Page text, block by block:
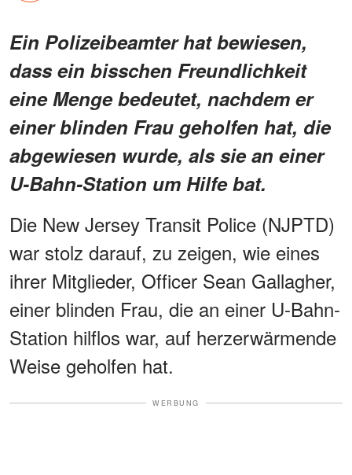
Ein Polizeibeamter hat bewiesen,
dass ein bisschen Freundlichkeit
eine Menge bedeutet, nachdem er
einer blinden Frau geholfen hat, die
abgewiesen wurde, als sie an einer
U-Bahn-Station um Hilfe bat.
Die New Jersey Transit Police (NJPTD)
war stolz darauf, zu zeigen, wie eines
ihrer Mitglieder, Officer Sean Gallagher,
einer blinden Frau, die an einer U-Bahn-
Station hilflos war, auf herzerwärmende
Weise geholfen hat.
WERBUNG